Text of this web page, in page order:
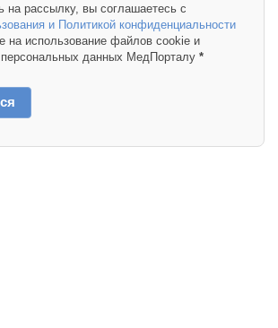
на рассылку, вы соглашаетесь с
и Политикой конфиденциальности
на использование файлов cookie и
персональных данных МедПорталу *